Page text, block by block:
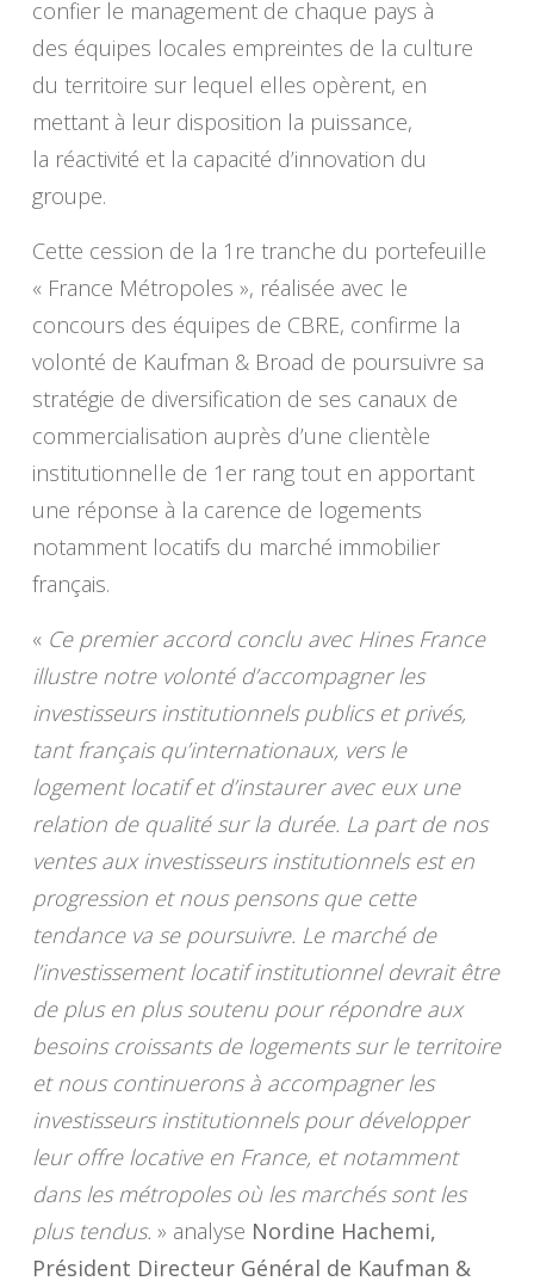
confier le management de chaque pays à
des équipes locales empreintes de la culture
du territoire sur lequel elles opèrent, en
mettant à leur disposition la puissance,
la réactivité et la capacité d’innovation du
groupe.
Cette cession de la 1re tranche du portefeuille
« France Métropoles », réalisée avec le
concours des équipes de CBRE, confirme la
volonté de Kaufman & Broad de poursuivre sa
stratégie de diversification de ses canaux de
commercialisation auprès d’une clientèle
institutionnelle de 1er rang tout en apportant
une réponse à la carence de logements
notamment locatifs du marché immobilier
français.
« Ce premier accord conclu avec Hines France
illustre notre volonté d’accompagner les
investisseurs institutionnels publics et privés,
tant français qu’internationaux, vers le
logement locatif et d’instaurer avec eux une
relation de qualité sur la durée. La part de nos
ventes aux investisseurs institutionnels est en
progression et nous pensons que cette
tendance va se poursuivre. Le marché de
l’investissement locatif institutionnel devrait être
de plus en plus soutenu pour répondre aux
besoins croissants de logements sur le territoire
et nous continuerons à accompagner les
investisseurs institutionnels pour développer
leur offre locative en France, et notamment
dans les métropoles où les marchés sont les
plus tendus. » analyse Nordine Hachemi,
Président Directeur Général de Kaufman &